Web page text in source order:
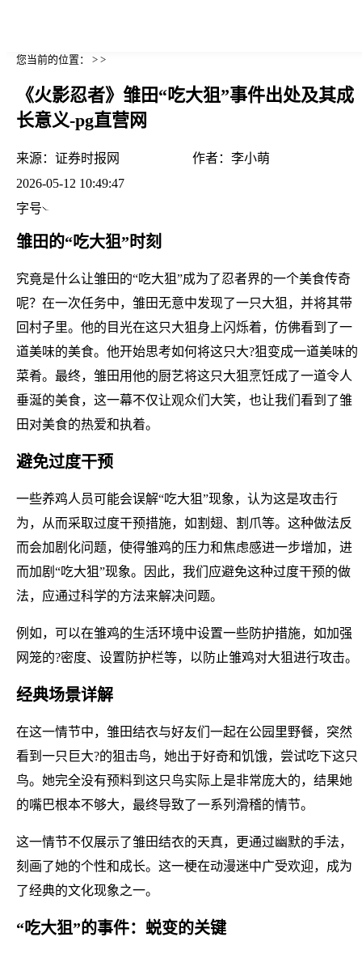
您当前的位置： > >
《火影忍者》雏田“吃大狙”事件出处及其成
长意义-pg直营网
来源： 证券时报网 作者： 李小萌
2026-05-12 10:49:47
字号
雏田的“吃大狙”时刻
究竟是什么让雏田的“吃大狙”成为了忍者界的一个美食传奇
呢？在一次任务中，雏田无意中发现了一只大狙，并将其带
回村子里。他的目光在这只大狙身上闪烁着，仿佛看到了一
道美味的美食。他开始思考如何将这只大?狙变成一道美味的
菜肴。最终，雏田用他的厨艺将这只大狙烹饪成了一道令人
垂涎的美食，这一幕不仅让观众们大笑，也让我们看到了雏
田对美食的热爱和执着。
避免过度干预
一些养鸡人员可能会误解“吃大狙”现象，认为这是攻击行
为，从而采取过度干预措施，如割翅、割爪等。这种做法反
而会加剧化问题，使得雏鸡的压力和焦虑感进一步增加，进
而加剧“吃大狙”现象。因此，我们应避免这种过度干预的做
法，应通过科学的方法来解决问题。
例如，可以在雏鸡的生活环境中设置一些防护措施，如加强
网笼的?密度、设置防护栏等，以防止雏鸡对大狙进行攻击。
经典场景详解
在这一情节中，雏田结衣与好友们一起在公园里野餐，突然
看到一只巨大?的狙击鸟，她出于好奇和饥饿，尝试吃下这只
鸟。她完全没有预料到这只鸟实际上是非常庞大的，结果她
的嘴巴根本不够大，最终导致了一系列滑稽的情节。
这一情节不仅展示了雏田结衣的天真，更通过幽默的手法，
刻画了她的个性和成长。这一梗在动漫迷中广受欢迎，成为
了经典的文化现象之一。
“吃大狙”的事件：蜕变的关键